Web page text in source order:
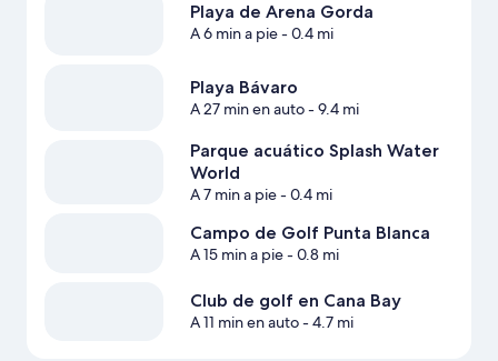
Playa de Arena Gorda
A 6 min a pie- 0.4 mi
Playa Bávaro
A 27 min en auto- 9.4 mi
Parque acuático Splash Water
World
A 7 min a pie- 0.4 mi
Campo de Golf Punta Blanca
A 15 min a pie- 0.8 mi
Club de golf en Cana Bay
A 11 min en auto- 4.7 mi